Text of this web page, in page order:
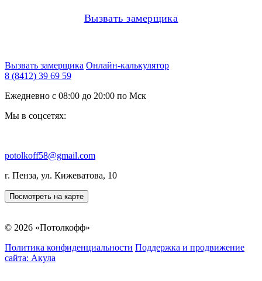
Вызвать замерщика
Вызвать замерщика Онлайн-калькулятор
8 (8412) 39 69 59
Ежедневно с 08:00 до 20:00 по Мск
Мы в соцсетях:
potolkoff58@gmail.com
г. Пенза, ул. Кижеватова, 10
Посмотреть на карте
© 2026 «Потолкофф»
Политика конфиденциальности Поддержка и продвижение
сайта: Акула